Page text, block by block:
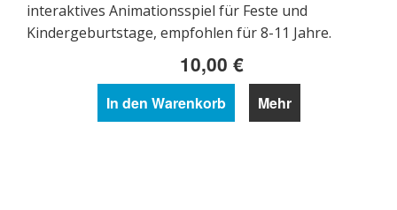
interaktives Animationsspiel für Feste und
Kindergeburtstage, empfohlen für 8-11 Jahre.
10,00 €
In den Warenkorb Mehr